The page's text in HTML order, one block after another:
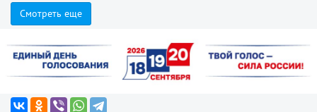
Смотреть еще